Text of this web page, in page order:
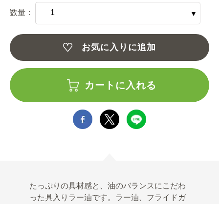
数量：
お気に入りに追加
カートに入れる
たっぷりの具材感と、油のバランスにこだわ
った具入りラー油です。ラー油、フライドガ